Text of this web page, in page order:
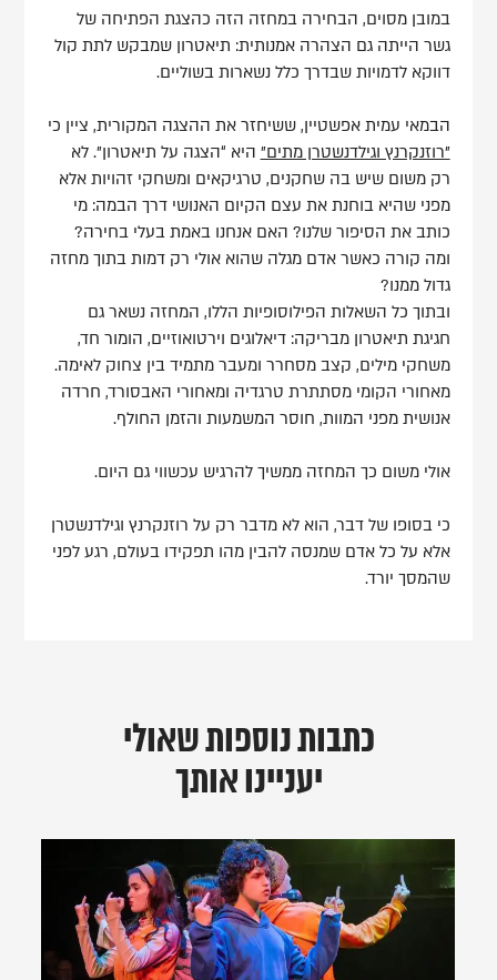
במובן מסוים, הבחירה במחזה הזה כהצגת הפתיחה של
גשר הייתה גם הצהרה אמנותית: תיאטרון שמבקש לתת קול
דווקא לדמויות שבדרך כלל נשארות בשוליים.
הבמאי עמית אפשטיין, ששיחזר את ההצגה המקורית, ציין כי
"רוזנקרנץ וגילדנשטרן מתים" היא “הצגה על תיאטרון”. לא
רק משום שיש בה שחקנים, טרגיקאים ומשחקי זהויות אלא
מפני שהיא בוחנת את עצם הקיום האנושי דרך הבמה: מי
כותב את הסיפור שלנו? האם אנחנו באמת בעלי בחירה?
ומה קורה כאשר אדם מגלה שהוא אולי רק דמות בתוך מחזה
גדול ממנו?
ובתוך כל השאלות הפילוסופיות הללו, המחזה נשאר גם
חגיגת תיאטרון מבריקה: דיאלוגים וירטואוזיים, הומור חד,
משחקי מילים, קצב מסחרר ומעבר מתמיד בין צחוק לאימה.
מאחורי הקומי מסתתרת טרגדיה ומאחורי האבסורד, חרדה
אנושית מפני המוות, חוסר המשמעות והזמן החולף.
אולי משום כך המחזה ממשיך להרגיש עכשווי גם היום.
כי בסופו של דבר, הוא לא מדבר רק על רוזנקרנץ וגילדנשטרן
אלא על כל אדם שמנסה להבין מהו תפקידו בעולם, רגע לפני
שהמסך יורד.
כתבות נוספות שאולי
יעניינו אותך